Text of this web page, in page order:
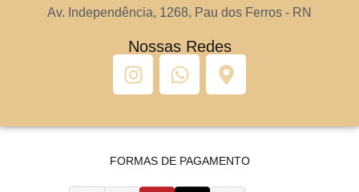
Av. Independência, 1268, Pau dos Ferros - RN
Nossas Redes
FORMAS DE PAGAMENTO